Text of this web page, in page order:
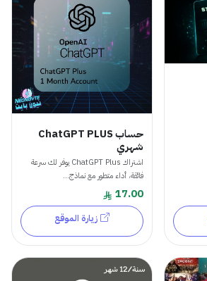
حساب ChatGPT PLUS
شهري
اشتراك ChatGPT Plus يوفر لك سرعة
فائقة، أداء متطور مع نماذج...
17.00
زيارة الموقع